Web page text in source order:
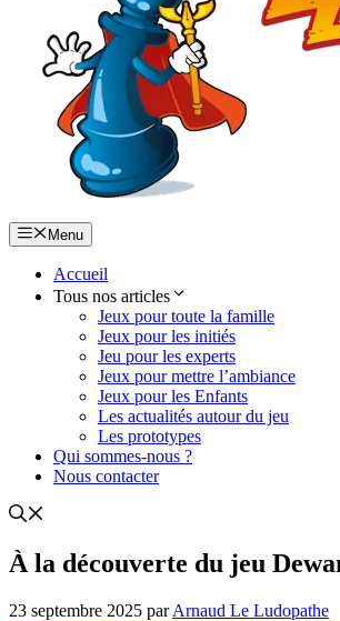
Menu
Accueil
Tous nos articles
Jeux pour toute la famille
Jeux pour les initiés
Jeu pour les experts
Jeux pour mettre l’ambiance
Jeux pour les Enfants
Les actualités autour du jeu
Les prototypes
Qui sommes-nous ?
Nous contacter
À la découverte du jeu
23 septembre 2025 parArnaud Le Ludopathe